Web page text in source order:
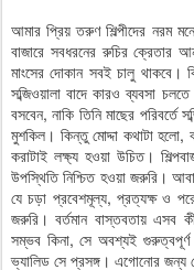
আমার প্রিয় তরুণ শিল্পীদের নরম
বাজারে সবধরনের রুচির ক্রেতার
মাংসের দোকান সবই চালু থাকবে।
সব্জিওয়ালা বাদে কারও ব্যবসা
বসবেন, নাকি তিনি মাছের
মুশকিল। কিন্তু মোদ্দা কথাটা হলো,
করাটাই লক্ষ্য হওয়া উচিত।
উপস্থিতি নিশ্চিত হওয়া জরুরি।
যে চড়া প্রবেশমূল্য, প্রত্যক্ষ ও
জরুরি। বর্তমান বাস্তবতায় এসব
সম্ভব কিনা, সে অবশ্যই
ভ্যালিড সে প্রসঙ্গ। এগোনোর জন্য